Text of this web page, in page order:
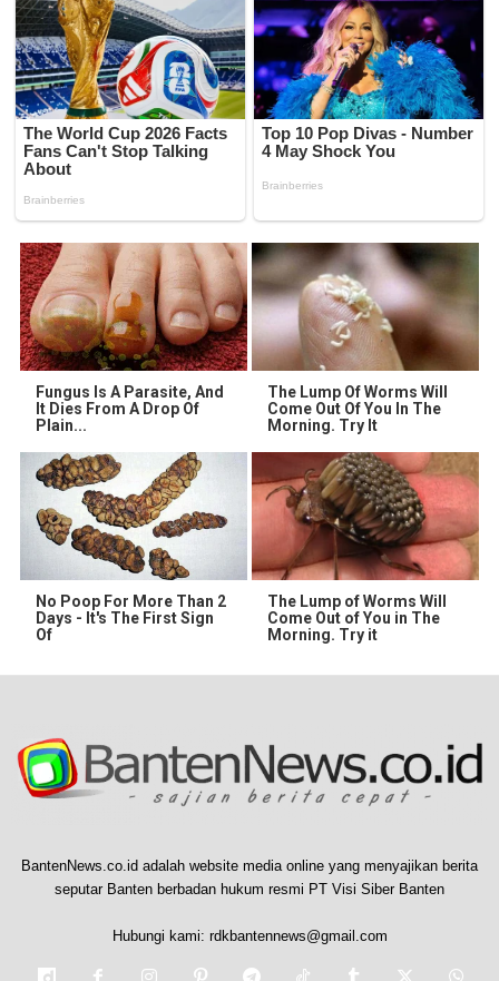
Fungus Is A Parasite, And
It Dies From A Drop Of
Plain...
The Lump Of Worms Will
Come Out Of You In The
Morning. Try It
No Poop For More Than 2
Days - It's The First Sign
Of
The Lump of Worms Will
Come Out of You in The
Morning. Try it
BantenNews.co.id adalah website media online yang menyajikan berita
seputar Banten berbadan hukum resmi PT Visi Siber Banten
Hubungi kami: rdkbantennews@gmail.com